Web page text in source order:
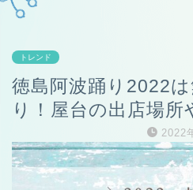
トレンド
徳島阿波踊り2022
り！屋台の出店場所
2022